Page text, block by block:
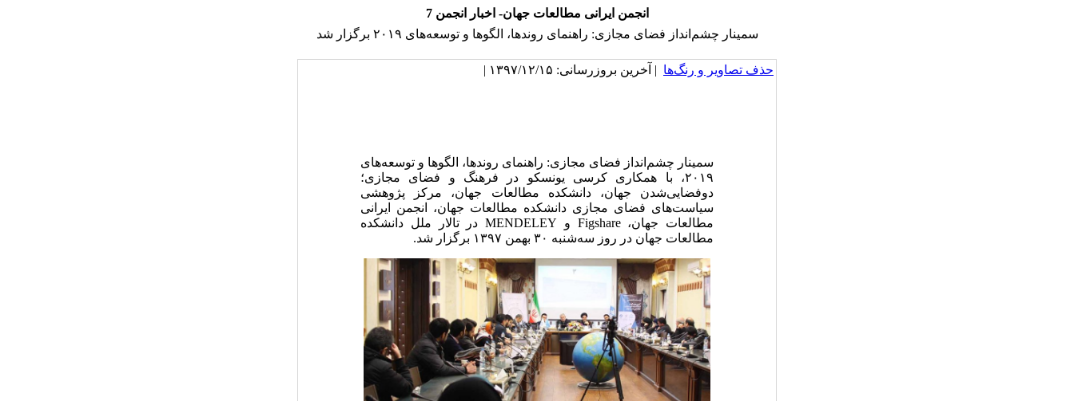
انجمن ایرانی مطالعات جهان- اخبار انجمن 7
سمینار چشم‌انداز فضای مجازی: راهنمای روندها، الگوها و توسعه‌های ۲۰۱۹ برگزار شد
حذف تصاویر و رنگ‌ها | آخرین بروزرسانی: ۱۳۹۷/۱۲/۱۵ |
سمینار چشم‌انداز فضای مجازی: راهنمای روندها، الگوها و توسعه‌های
۲۰۱۹، با همکاری کرسی یونسکو در فرهنگ و فضای مجازی؛
دوفضایی‌شدن جهان، دانشکده مطالعات جهان، مرکز پژوهشی
سیاست‌های فضای مجازی دانشکده مطالعات جهان، انجمن ایرانی
مطالعات جهان، Figshare و MENDELEY در تالار ملل دانشکده
مطالعات جهان در روز سه‌شنبه ۳۰ بهمن ۱۳۹۷ برگزار شد.